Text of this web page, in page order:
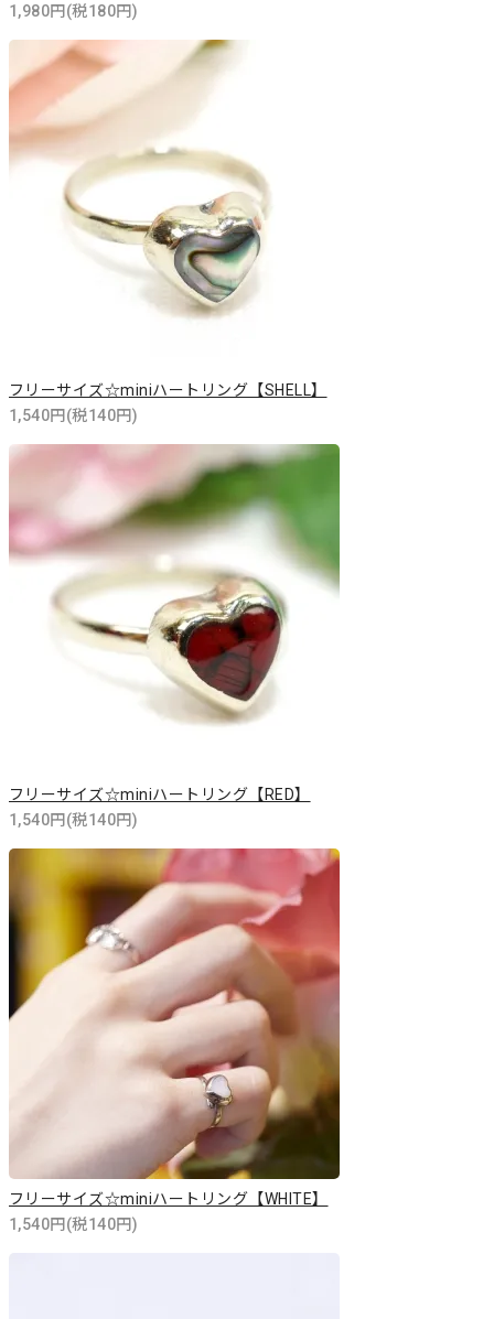
1,980円(税180円)
フリーサイズ☆miniハートリング【SHELL】
1,540円(税140円)
フリーサイズ☆miniハートリング【RED】
1,540円(税140円)
フリーサイズ☆miniハートリング【WHITE】
1,540円(税140円)